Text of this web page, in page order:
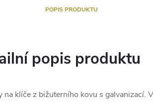
POPIS PRODUKTU
popis produktu
na klíče z bižuterního kovu s galvanizací.